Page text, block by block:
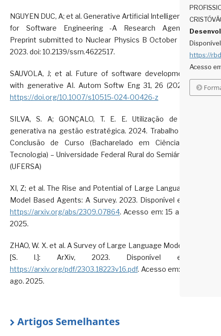
NGUYEN DUC, A; et al. Generative Artificial Intelligence
for Software Engineering -A Research Agenda.
Preprint submitted to Nuclear Physics B October 28,
2023. doi: 10.2139/ssrn.4622517.
SAUVOLA, J; et al. Future of software development
with generative AI. Autom Softw Eng 31, 26 (2024).
https://doi.org/10.1007/s10515-024-00426-z
SILVA, S. A; GONÇALO, T. E. E. Utilização de IA
generativa na gestão estratégica. 2024. Trabalho de
Conclusão de Curso (Bacharelado em Ciência e
Tecnologia) – Universidade Federal Rural do Semiárido
(UFERSA)
XI, Z; et al. The Rise and Potential of Large Language
Model Based Agents: A Survey. 2023. Disponível em:
https://arxiv.org/abs/2309.07864. Acesso em: 15 ago.
2025.
ZHAO, W. X. et al. A Survey of Large Language Models.
[S. l.]: ArXiv, 2023. Disponível em:
https://arxiv.org/pdf/2303.18223v16.pdf. Acesso em: 15
ago. 2025.
https://
Acesso
Artigos Semelhantes